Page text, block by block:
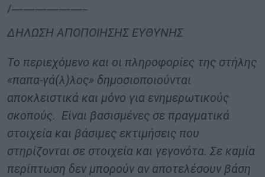
/——————–
ΔΗΛΩΣΗ ΑΠΟΠΟΙΗΣΗΣ ΕΥΘΥΝΗΣ
Το περιεχόμενο και οι πληροφορίες της στήλης
«παπα-γά(λ)λος» δημοσιοποιούνται
αποκλειστικά και μόνο για ενημερωτικούς
σκοπούς. Είναι βασισμένες σε πραγματικά
στοιχεία και βάσιμες εκτιμήσεις που
στηρίζονται σε στοιχεία και γεγονότα. Σε καμία
περίπτωση δεν μπορούν αν αποτελέσουν βάση